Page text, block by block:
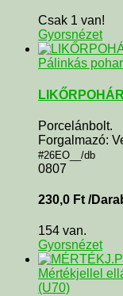
Csak 1 van!
Gyorsnézet
Pálinkás
Porcelánbolt.
Forgalmazó:
#26EO__/db
0807
230,0 Ft /
154 van.
Gyorsnézet
Mértékjellel
(U70)